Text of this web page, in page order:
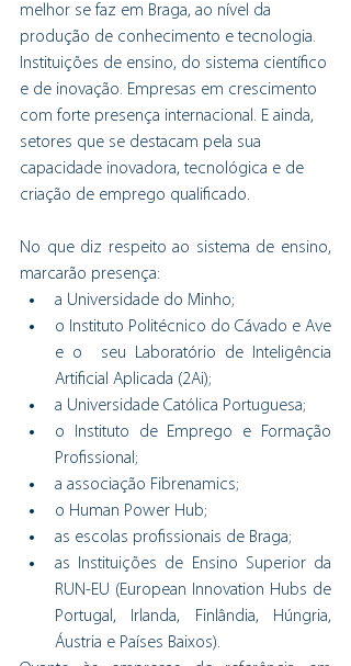
melhor se faz em Braga, ao nível da
produção de conhecimento e tecnologia.
Instituições de ensino, do sistema científico
e de inovação. Empresas em crescimento
com forte presença internacional. E ainda,
setores que se destacam pela sua
capacidade inovadora, tecnológica e de
criação de emprego qualificado.
No que diz respeito ao sistema de ensino,
marcarão presença:
a Universidade do Minho;
o Instituto Politécnico do Cávado e Ave
e o  seu Laboratório de Inteligência
Artificial Aplicada (2Ai);
a Universidade Católica Portuguesa;
o Instituto de Emprego e Formação
Profissional;
a associação Fibrenamics;
o Human Power Hub;
as escolas profissionais de Braga;
as Instituições de Ensino Superior da
RUN-EU (European Innovation Hubs de
Portugal, Irlanda, Finlândia, Húngria,
Áustria e Países Baixos).